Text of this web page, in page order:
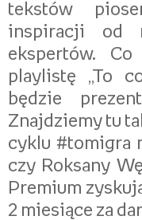
tekstów
inspiracji od
ekspertów.
playlistę „To
będzie
Znajdziemy tu
cyklu #tomigra
czy Roksany
Premium
2 miesiące za